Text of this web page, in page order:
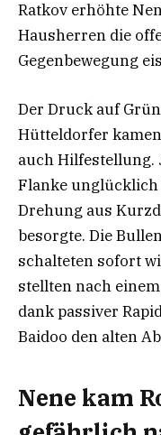
Ratkov erhöhte
Hausherren die
Gegenbewegung
Der Druck auf
Hütteldorfer
auch Hilfestellung.
Flanke unglücklich
Drehung aus
besorgte. Die
schalteten sofort
stellten nach
dank passiver
Baidoo den alten
Nene kam